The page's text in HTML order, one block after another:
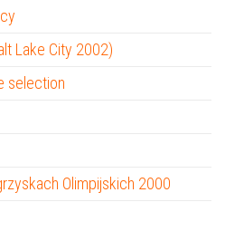
Lake City 2002)
selection
Olimpijskich 2000